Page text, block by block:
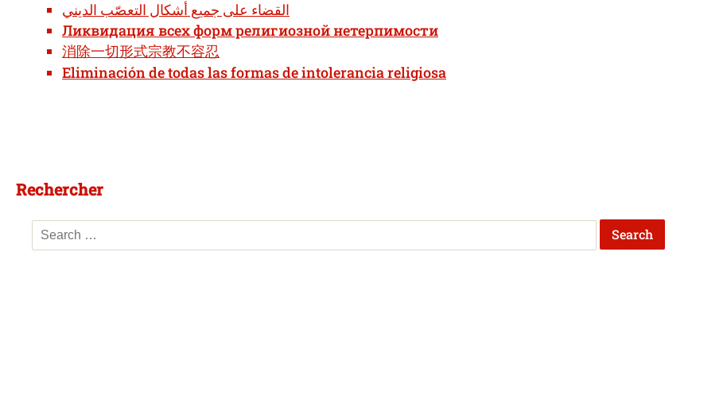
القضاء على جميع أشكال التعصّب الديني
Ликвидация всех форм религиозной нетерпимости
消除一切形式宗教不容忍
Eliminación de todas las formas de intolerancia religiosa
Rechercher